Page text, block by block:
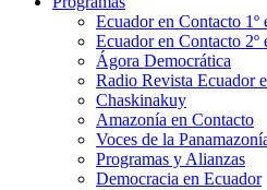
Ecuador en Contacto 1º
Ecuador en Contacto 2º
Ágora Democrática
Radio Revista Ecuador
Chaskinakuy
Amazonía en Contacto
Voces de la
Programas y Alianzas
Democracia en Ecuador